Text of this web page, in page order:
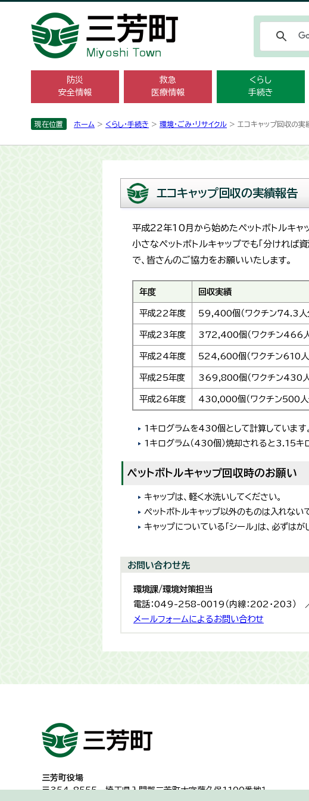
防災
安全情報
救急
医療情報
くらし
手続き
現在位置 ホーム > くらし・手続き > 環境・ごみ・リサイクル > エコキャップ回収の実
エコキャップ回収の実績報告
平成22年10月から始めたペットボトルキャ
小さなペットボトルキャップでも「分ければ
で、皆さんのご協力をお願いいたします。
年度 回収実績
平成22年度 59,400個（ワクチン74.3人
平成23年度 372,400個（ワクチン466人
平成24年度 524,600個（ワクチン610人
平成25年度 369,800個（ワクチン430人
平成26年度 430,000個（ワクチン500人
1キログラムを430個として計算しています
1キログラム（430個）焼却されると3.15キ
ペットボトルキャップ回収時のお願い
キャップは、軽く水洗いしてください。
ペットボトルキャップ以外のものは入れない
キャップについている「シール」は、必ずはが
お問い合わせ先
環境課/環境対策担当
電話：049-258-0019（内線：202・203
メールフォームによるお問い合わせ
三芳町役場
〒354-8555埼玉県入間郡三芳町大字藤久保1100番地１